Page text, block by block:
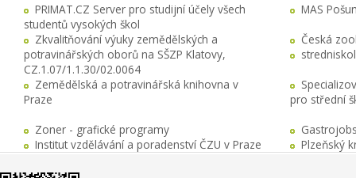
PRIMAT.CZ Server pro studijní účely všech
studentů vysokých škol
MAS
Zkvalitňování výuky zemědělských a
potravinářských oborů na SŠZP Klatovy,
CZ.1.07/1.1.30/02.0064
Česká
Zemědělská a potravinářská knihovna v
Praze
pro střední
Zoner - grafické programy
Institut vzdělávání a poradenství ČZU v Praze
Plzeňský